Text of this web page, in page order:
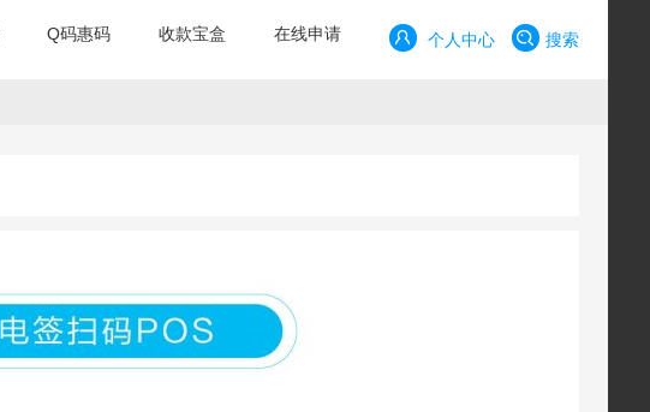
个人中心 搜索
Q码惠码 收款宝盒 在线申请